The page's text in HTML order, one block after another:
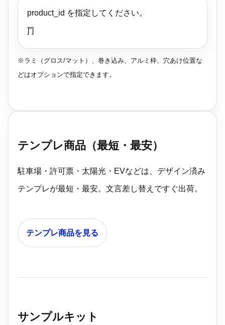
product_id を指定してください。
]”]
※ラミ（グロス/マット）、巻き込み、アルミ枠、穴あけ位置な
どはオプションで指定できます。
テンプレ商品（最短・最安）
駐車場・許可票・太陽光・EVなどは、デザイン済み
テンプレが最短・最安。文言差し替えですぐ出荷。
テンプレ商品を見る
サンプルキット